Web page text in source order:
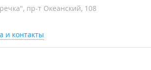
пр-т Океанский, 108
и контакты